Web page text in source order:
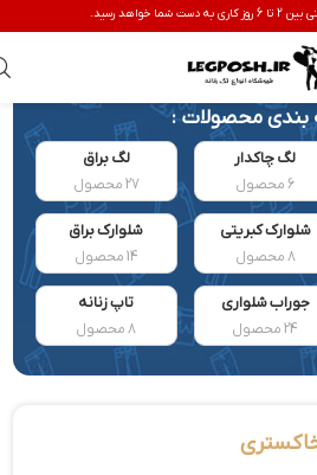
خواهد رسید.
بندی محصولات :
لگ چاکدار
6 محصول
لگ براق
27 محصول
شلوارک کبریتی
8 محصول
شلوارک براق
14 محصول
جوراب شلواری
24 محصول
تاپ زنانه
8 محصول